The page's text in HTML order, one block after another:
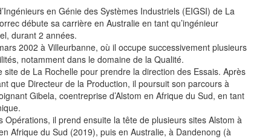
en Génie des Systèmes Industriels (EIGSI) de La
débute sa carrière en Australie en tant qu’ingénieur
durant 2 années.
2002 à Villeurbanne, où il occupe successivement plusieurs
notamment dans le domaine de la Qualité.
site de La Rochelle pour prendre la direction des Essais. Après
que Directeur de la Production, il poursuit son parcours à
Gibela, coentreprise d’Alstom en Afrique du Sud, en tant
Opérations, il prend ensuite la tête de plusieurs sites Alstom à
Afrique du Sud (2019), puis en Australie, à Dandenong (à